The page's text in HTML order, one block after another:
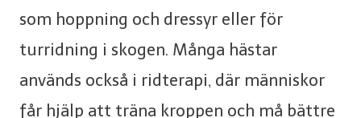
som hoppning och dressyr eller för
turridning i skogen. Många hästar
används också i ridterapi, där människor
får hjälp att träna kroppen och må bättre